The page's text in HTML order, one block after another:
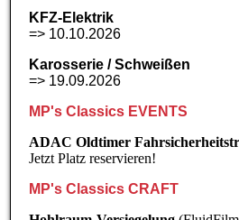
KFZ-Elektrik
=> 10.10.2026
Karosserie / Schweißen
=> 19.09.2026
MP's Classics EVENTS
ADAC Oldtimer
Jetzt Platz reservieren!
MP's Classics CRAFT